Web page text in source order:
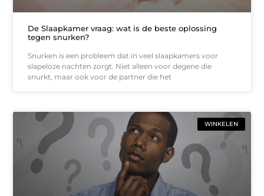
De Slaapkamer vraag: wat is de beste oplossing
tegen snurken?
Snurken is een probleem dat in veel slaapkamers voor
slapeloze nachten zorgt. Niet alleen voor degene die
snurkt, maar ook voor de partner die het
WINKELEN